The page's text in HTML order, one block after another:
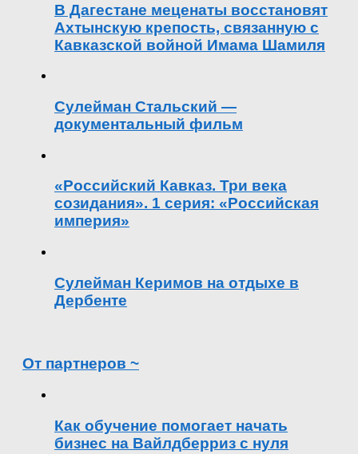
В Дагестане меценаты восстановят
Ахтынскую крепость, связанную с
Кавказской войной Имама Шамиля
Сулейман Стальский —
документальный фильм
«Российский Кавказ. Три века
созидания». 1 серия: «Российская
империя»
Сулейман Керимов на отдыхе в
Дербенте
От партнеров ~
Как обучение помогает начать
бизнес на Вайлдберриз с нуля